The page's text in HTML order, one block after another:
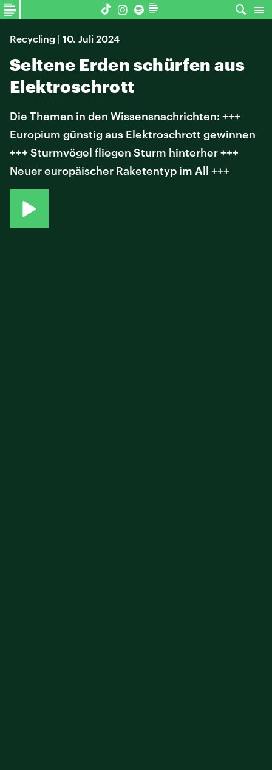
Recycling | 10. Juli 2024
Seltene Erden schürfen aus
Elektroschrott
Die Themen in den Wissensnachrichten: +++
Europium günstig aus Elektroschrott gewinnen
+++ Sturmvögel fliegen Sturm hinterher +++
Neuer europäischer Raketentyp im All +++